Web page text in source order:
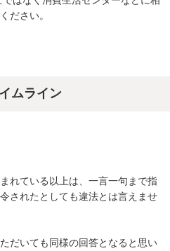
ださい。
ムライン
れている以上は、一言一句まで指
されたとしても違法とは言えませ
だいても同様の回答となると思い